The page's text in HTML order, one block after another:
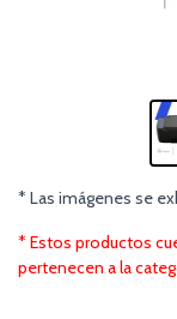
* Las imágenes se
* Estos productos
pertenecen a la